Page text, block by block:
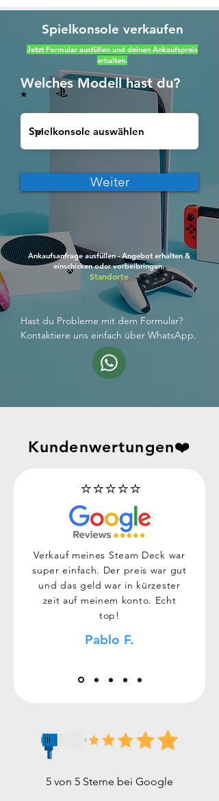
Spielkonsole verkaufen
Jetzt Formular ausfüllen und deinen Ankaufspreis
erhalten.
Welches Modell hast du?
Weiter
Ankaufsanfrage ausfüllen - Angebot erhalten &
einschicken oder vorbeibringen.
Standorte
Hast du Probleme mit dem Formular?
Kontaktiere uns einfach über WhatsApp.
Kundenwertungen❤️
⭐⭐⭐⭐⭐
Verkauf meines Steam Deck war
super einfach. Der preis war gut
und das geld war in kürzester
zeit auf meinem konto. Echt
top!
Pablo F.
5 von 5 Sterne bei Google